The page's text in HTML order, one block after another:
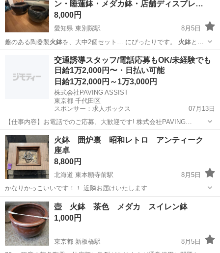
ン・睡蓮鉢・メダカ鉢・店舗ディスプレ…
8,000円
愛知県 東別院駅
8月5日
趣のある陶器製火鉢を、大中2個セット… にぴったりです。 火鉢とし
てはもちろん、…
名古屋市 東別院駅 その他
交通誘導スタッフ/電話応募もOK/未経験でも
日給1万2,000円〜・日払い可能
日給1万2,000円～1万3,000円
株式会社PAVING ASSIST
東京都 千代田区
スポンサー：求人ボックス
07月13日
【仕事内容】お電話でのご応募、大歓迎です! 株式会社PAVING
ASSIST:03-5817-4907 「今すぐまとまったお金が必要」 「どうせ働く
なら人間関係のしがらみがない綺麗な営業所が良い」 そんな貴方にぴ
ったりの環境です...
アルバイト・パート
火鉢 囲炉裏 昭和レトロ アンティーク
座卓
8,800円
北海道 東本願寺前駅
8月5日
かなりかっこいいです！！ 近隣お届けいたします
北海道 札幌市 東本願寺前駅 テーブル 囲炉裏
壺 火鉢 茶色 メダカ スイレン鉢
1,000円
東京都 新板橋駅
8月5日